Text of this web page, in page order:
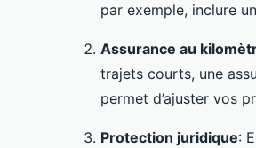
par exemple, inclure
Assurance au
trajets courts, une
permet d’ajuster vos
Protection juridique: